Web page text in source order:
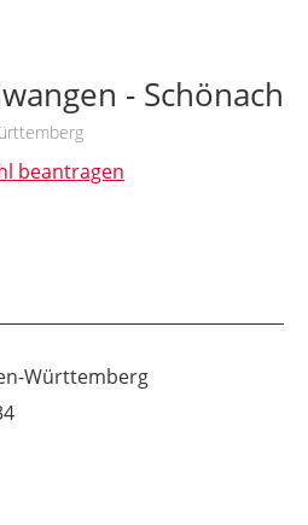
- Schönach
beantragen
Württemberg